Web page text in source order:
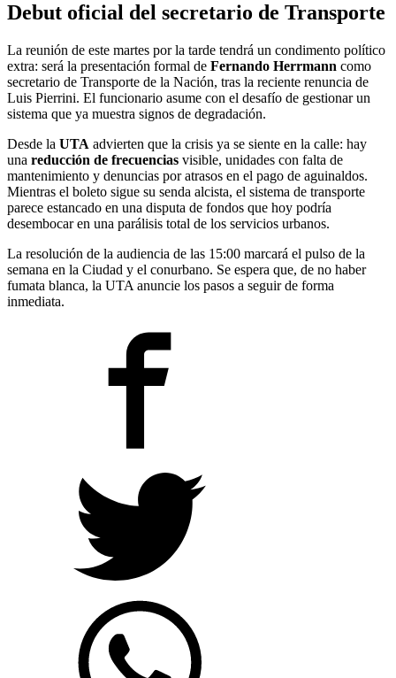
Debut oficial del secretario de Transporte
La reunión de este martes por la tarde tendrá un condimento político
extra: será la presentación formal de Fernando Herrmann como
secretario de Transporte de la Nación, tras la reciente renuncia de
Luis Pierrini. El funcionario asume con el desafío de gestionar un
sistema que ya muestra signos de degradación.
Desde la UTA advierten que la crisis ya se siente en la calle: hay
una reducción de frecuencias visible, unidades con falta de
mantenimiento y denuncias por atrasos en el pago de aguinaldos.
Mientras el boleto sigue su senda alcista, el sistema de transporte
parece estancado en una disputa de fondos que hoy podría
desembocar en una parálisis total de los servicios urbanos.
La resolución de la audiencia de las 15:00 marcará el pulso de la
semana en la Ciudad y el conurbano. Se espera que, de no haber
fumata blanca, la UTA anuncie los pasos a seguir de forma
inmediata.